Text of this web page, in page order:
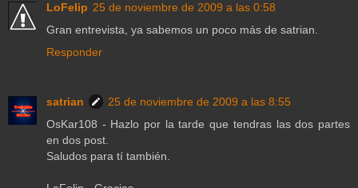
LoFelip 25 de noviembre de 2009 a las 0:58
Gran entrevista, ya sabemos un poco más de satrian.
Responder
satrian
25 de noviembre de 2009 a las 8:55
OsKar108 - Hazlo por la tarde que tendras las dos partes
en dos post.
Saludos para tí también.